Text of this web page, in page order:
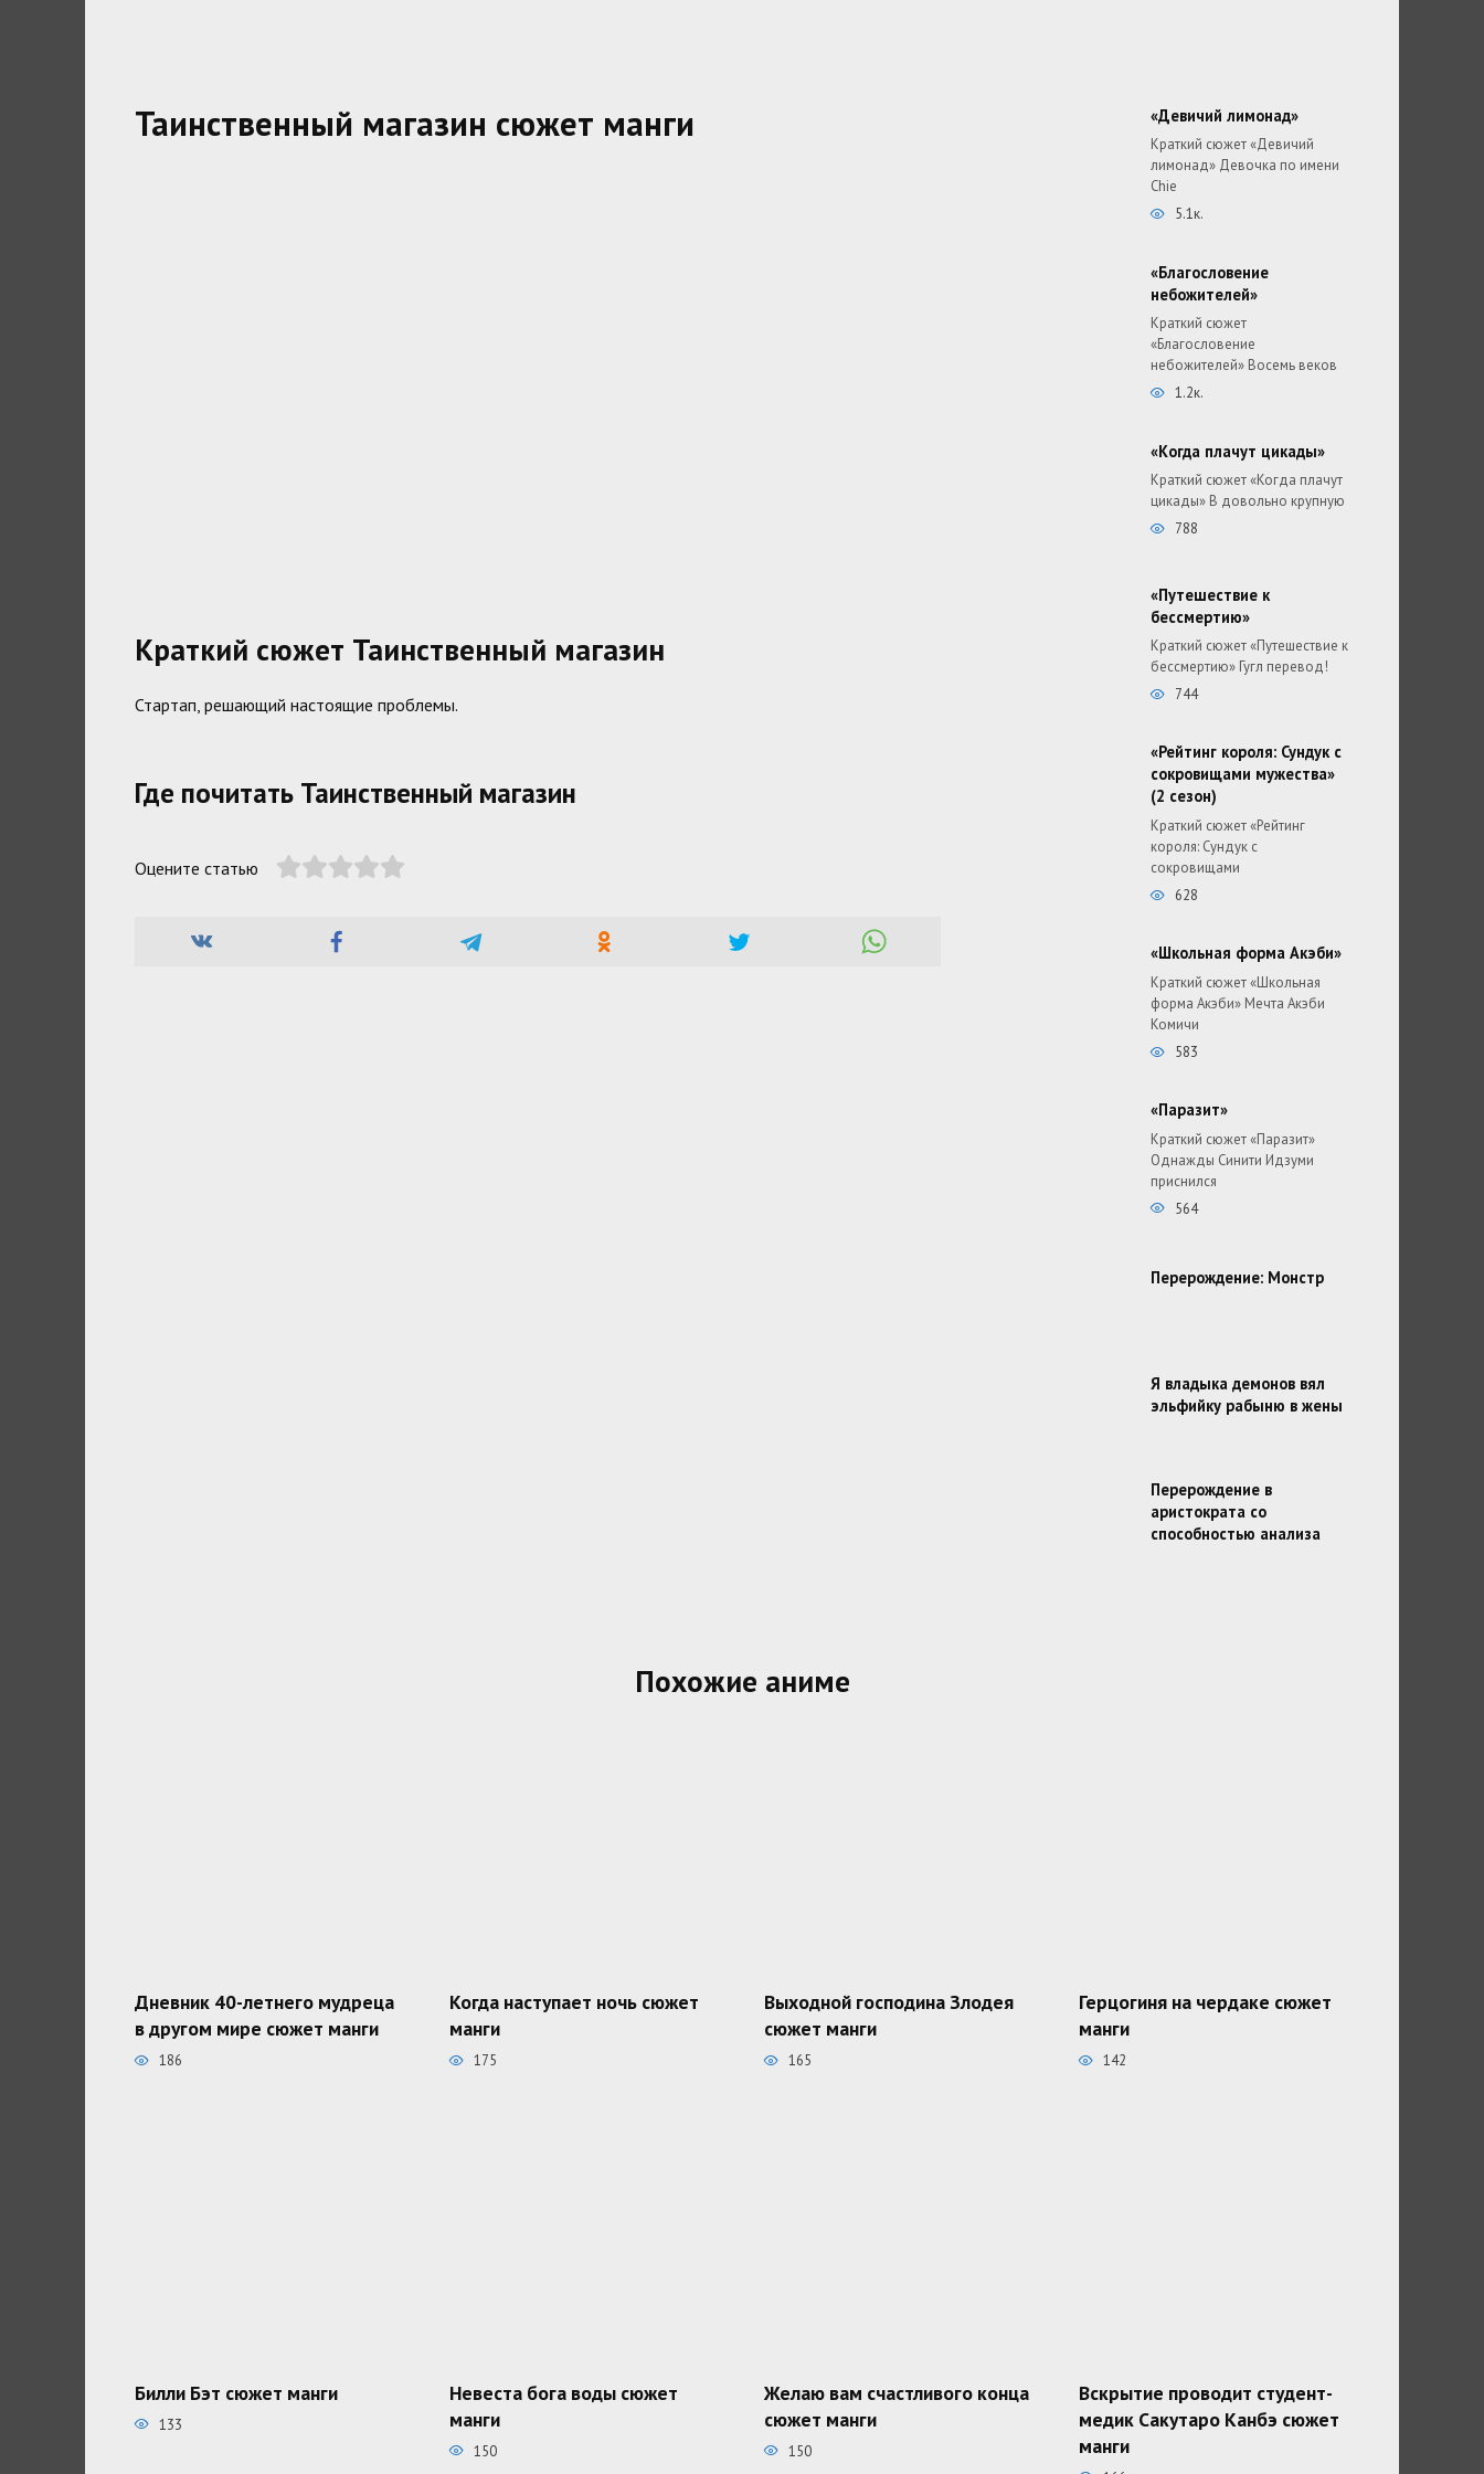
Таинственный магазин сюжет манги
Краткий сюжет Таинственный магазин
Стартап, решающий настоящие проблемы.
Где почитать Таинственный магазин
Оцените статью
«Девичий лимонад»
Краткий сюжет «Девичий
лимонад» Девочка по имени
Chie
5.1к.
«Благословение
небожителей»
Краткий сюжет
«Благословение
небожителей» Восемь веков
1.2к.
«Когда плачут цикады»
Краткий сюжет «Когда плачут
цикады» В довольно крупную
788
«Путешествие к
бессмертию»
Краткий сюжет «Путешествие к
бессмертию» Гугл перевод!
744
«Рейтинг короля: Сундук с
сокровищами мужества»
(2 сезон)
Краткий сюжет «Рейтинг
короля: Сундук с
сокровищами
628
«Школьная форма Акэби»
Краткий сюжет «Школьная
форма Акэби» Мечта Акэби
Комичи
583
«Паразит»
Краткий сюжет «Паразит»
Однажды Синити Идзуми
приснился
564
Перерождение: Монстр
Я владыка демонов вял
эльфийку рабыню в жены
Перерождение в
аристократа со
способностью анализа
Похожие аниме
Дневник 40-летнего мудреца
в другом мире сюжет манги
186
Когда наступает ночь сюжет
манги
175
Выходной господина Злодея
сюжет манги
165
Герцогиня на чердаке сюжет
манги
142
Билли Бэт сюжет манги
133
Невеста бога воды сюжет
манги
150
Желаю вам счастливого конца
сюжет манги
150
Вскрытие проводит студент-
медик Сакутаро Канбэ сюжет
манги